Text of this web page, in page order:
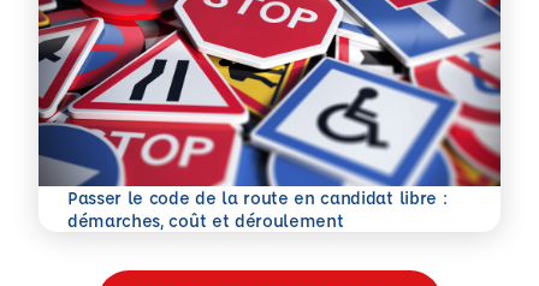
Passer le code de la route en candidat libre :
démarches, coût et déroulement
En savoir plus